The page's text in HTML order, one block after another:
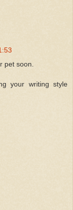
pet soon.
your writing style